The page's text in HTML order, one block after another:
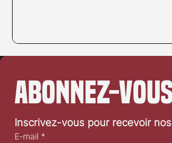
Abonnez-
Inscrivez-vous pour recevoir
E-mail *